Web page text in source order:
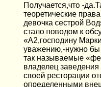
Получается,что -
теоретические
девочка сестрой
стало поводом к
«А2,господину
уважению,-нужно бы
так называемые
владелец
своей ресторации
определенными